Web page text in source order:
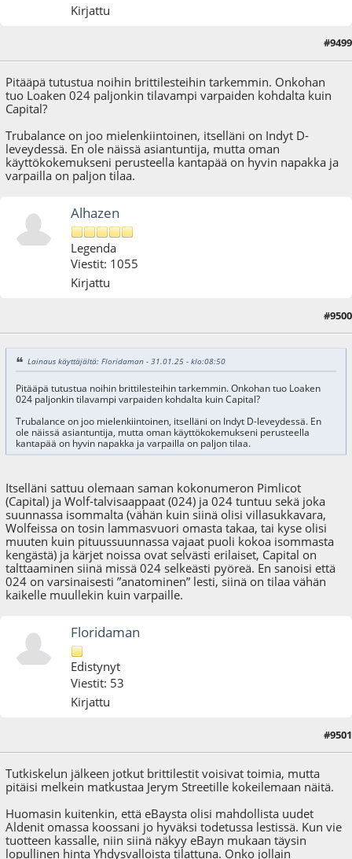
Kirjattu
#9499
Pitääpä tutustua noihin brittilesteihin tarkemmin. Onkohan
tuo Loaken 024 paljonkin tilavampi varpaiden kohdalta kuin
Capital?
Trubalance on joo mielenkiintoinen, itselläni on Indyt D-
leveydessä. En ole näissä asiantuntija, mutta oman
käyttökokemukseni perusteella kantapää on hyvin napakka ja
varpailla on paljon tilaa.
Alhazen
Legenda
Viestit: 1055
Kirjattu
#9500
Lainaus käyttäjältä: Floridaman - 31.01.25 - klo:08:50
Pitääpä tutustua noihin brittilesteihin tarkemmin. Onkohan tuo Loaken
024 paljonkin tilavampi varpaiden kohdalta kuin Capital?
Trubalance on joo mielenkiintoinen, itselläni on Indyt D-leveydessä. En
ole näissä asiantuntija, mutta oman käyttökokemukseni perusteella
kantapää on hyvin napakka ja varpailla on paljon tilaa.
Itselläni sattuu olemaan saman kokonumeron Pimlicot
(Capital) ja Wolf-talvisaappaat (024) ja 024 tuntuu sekä joka
suunnassa isommalta (vähän kuin siinä olisi villasukkavara,
Wolfeissa on tosin lammasvuori omasta takaa, tai kyse olisi
muuten kuin pituussuunnassa vajaat puoli kokoa isommasta
kengästä) ja kärjet noissa ovat selvästi erilaiset, Capital on
talttaaminen siinä missä 024 selkeästi pyöreä. En sanoisi että
024 on varsinaisesti ”anatominen” lesti, siinä on tilaa vähän
kaikelle muullekin kuin varpaille.
Floridaman
Edistynyt
Viestit: 53
Kirjattu
#9501
Tutkiskelun jälkeen jotkut brittilestit voisivat toimia, mutta
pitäisi melkein matkustaa Jerym Streetille kokeilemaan näitä.
Huomasin kuitenkin, että eBaysta olisi mahdollista uudet
Aldenit omassa koossani jo hyväksi todetussa lestissä. Kun vie
tuotteen kassalle, niin siinä näkyy eBayn mukaan täysin
lopullinen hinta Yhdysvalloista tilattuna. Onko jollain